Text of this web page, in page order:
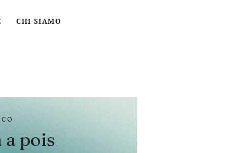
CHI SIAMO
a pois